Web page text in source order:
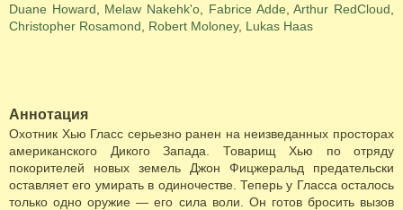
Duane Howard
Melaw Nakehk'o Fabrice Adde ,Arthur RedCloud
Christopher Rosamond
Robert Moloney, Lukas Haas
Аннотация
Охотник Хью Гласс серьезно ранен на неизведанных просторах
американского Дикого Запада. Товарищ Хью по отряду
покорителей новых земель Джон Фицжеральд предательски
оставляет его умирать в одиночестве. Теперь у Гласса осталось
только одно оружие — его сила воли. Он готов бросить вызов